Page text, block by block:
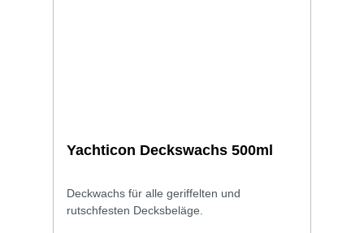
Yachticon Deckswachs 500ml
Deckwachs für alle geriffelten und
rutschfesten Decksbeläge.